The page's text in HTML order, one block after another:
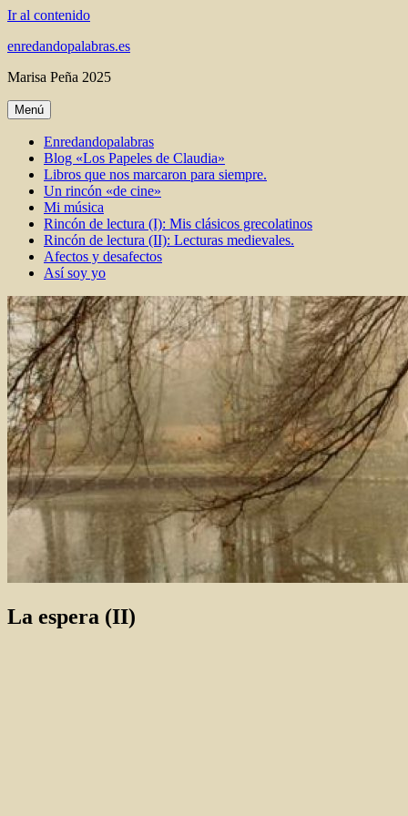
Ir al contenido
enredandopalabras.es
Marisa Peña 2025
Menú
Enredandopalabras
Blog «Los Papeles de Claudia»
Libros que nos marcaron para siempre.
Un rincón «de cine»
Mi música
Rincón de lectura (I): Mis clásicos grecolatinos
Rincón de lectura (II): Lecturas medievales.
Afectos y desafectos
Así soy yo
La espera (II)